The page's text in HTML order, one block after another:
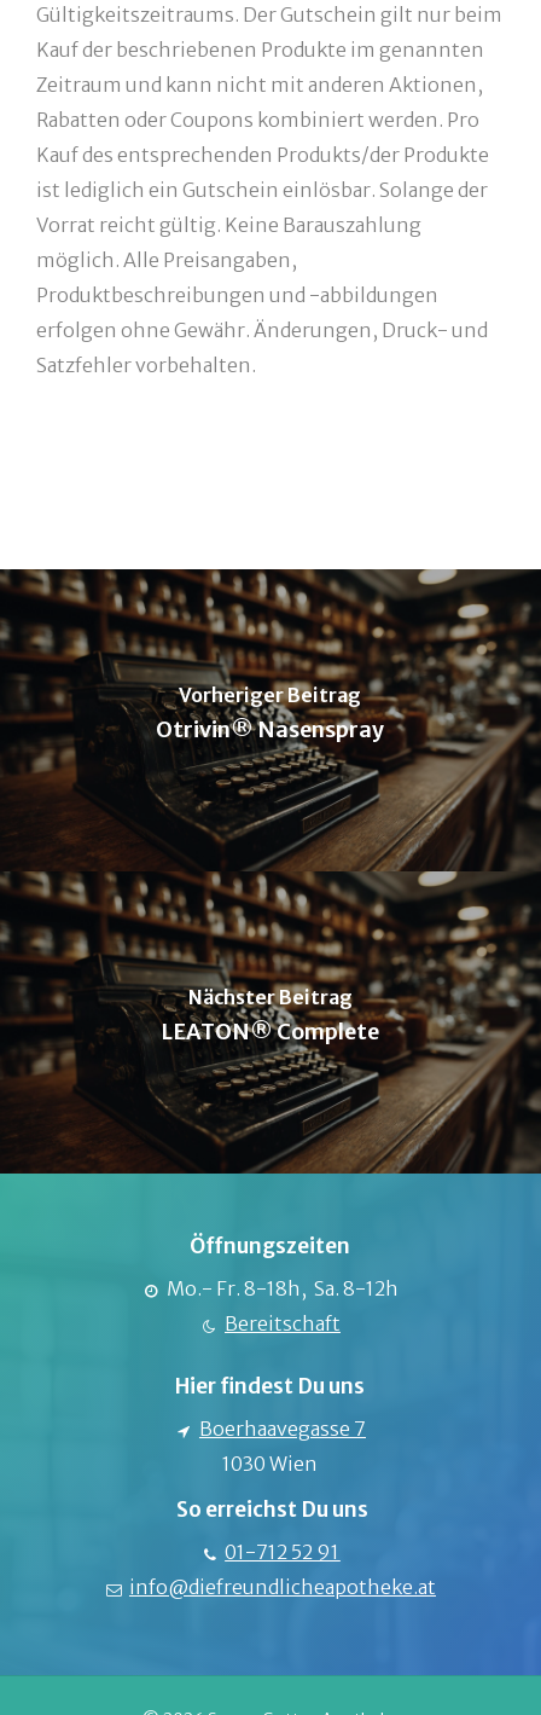
Gültigkeitszeitraums. Der Gutschein gilt nur beim
Kauf der beschriebenen Produkte im genannten
Zeitraum und kann nicht mit anderen Aktionen,
Rabatten oder Coupons kombiniert werden. Pro
Kauf des entsprechenden Produkts/der Produkte
ist lediglich ein Gutschein einlösbar. Solange der
Vorrat reicht gültig. Keine Barauszahlung
möglich. Alle Preisangaben,
Produktbeschreibungen und -abbildungen
erfolgen ohne Gewähr. Änderungen, Druck- und
Satzfehler vorbehalten.
Vorheriger Beitrag
Otrivin® Nasenspray
Nächster Beitrag
LEATON® Complete
Öffnungszeiten
Mo.- Fr. 8-18h, Sa. 8-12h
Bereitschaft
Hier findest Du uns
Boerhaavegasse 7
1030 Wien
So erreichst Du uns
01-712 52 91
info@diefreundlicheapotheke.at